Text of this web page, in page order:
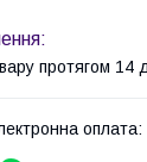
протягом 14